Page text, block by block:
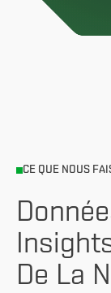
CE QUE NOUS
De La